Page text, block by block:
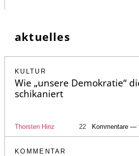
aktuelles
KULTUR
Wie „unsere Demokratie“
schikaniert
Thorsten Hinz 22 Kommentare —
KOMMENTAR